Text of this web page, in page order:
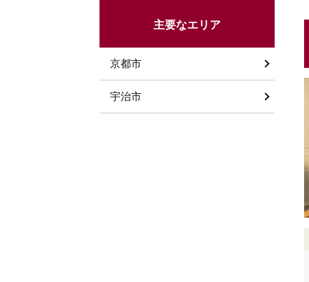
主要なエリア
京都市
宇治市